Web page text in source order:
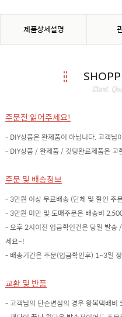
제품상세설명
주문전 읽어주세요!
- DIY상품은 완제품이 아닙니다. 고객님
- DIY상품 / 완제품 / 컷팅완료제품은 교
주문 및 배송정보
- 3만원 이상 무료배송 (단체 및 할인 주
- 3만원 미만 및 도매주문은 배송비
- 오후 2시이전 입금확인건은 당일 발송
세요~!
- 배송기간은 주문(입금확인후) 1~3일
교환 및 반품
- 고객님의 단순변심의 경우 왕복택배비